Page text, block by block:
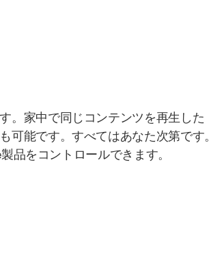
。家中で同じコンテンツを再生した
可能です。すべてはあなた次第です。
品をコントロールできます。